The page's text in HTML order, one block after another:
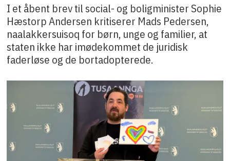
I et åbent brev til social- og boligminister Sophie
Hæstorp Andersen kritiserer Mads Pedersen,
naalakkersuisoq for børn, unge og familier, at
staten ikke har imødekommet de juridisk
faderløse og de bortadopterede.